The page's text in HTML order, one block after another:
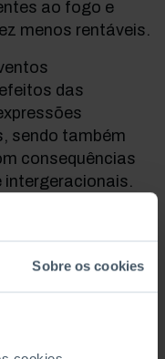
Sobre os cookies
ao fogo e
menos rentáveis.
das
sendo também
consequências
intergeracionais.
sociais (na
mobilidade
socio
não é
do clima,